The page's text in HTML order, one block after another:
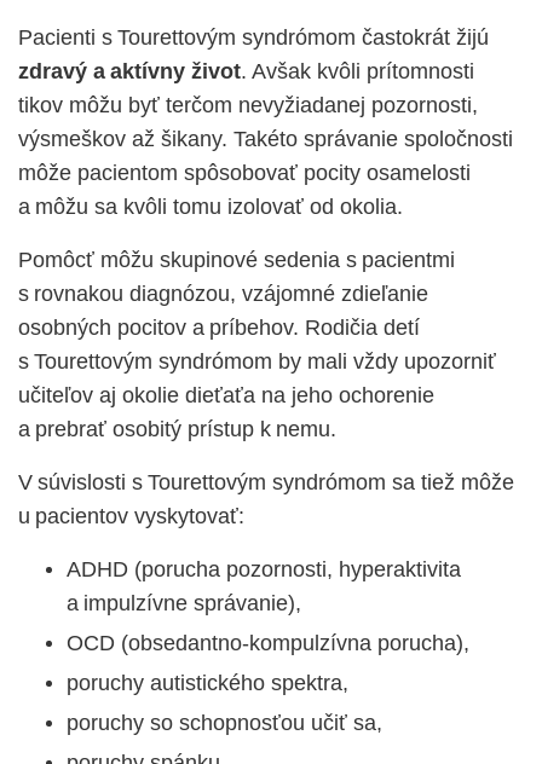
Pacienti s Tourettovým syndrómom častokrát žijú
zdravý a aktívny život. Avšak kvôli prítomnosti
tikov môžu byť terčom nevyžiadanej pozornosti,
výsmeškov až šikany. Takéto správanie spoločnosti
môže pacientom spôsobovať pocity osamelosti
a môžu sa kvôli tomu izolovať od okolia.
Pomôcť môžu skupinové sedenia s pacientmi
s rovnakou diagnózou, vzájomné zdieľanie
osobných pocitov a príbehov. Rodičia detí
s Tourettovým syndrómom by mali vždy upozorniť
učiteľov aj okolie dieťaťa na jeho ochorenie
a prebrať osobitý prístup k nemu.
V súvislosti s Tourettovým syndrómom sa tiež môže
u pacientov vyskytovať:
ADHD (porucha pozornosti, hyperaktivita
a impulzívne správanie),
OCD (obsedantno-kompulzívna porucha),
poruchy autistického spektra,
poruchy so schopnosťou učiť sa,